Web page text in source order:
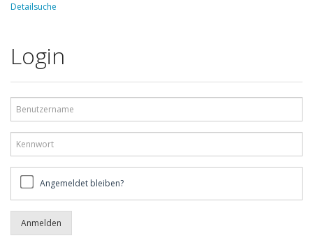
Detailsuche
Login
bleiben?Angemeldet bleiben?